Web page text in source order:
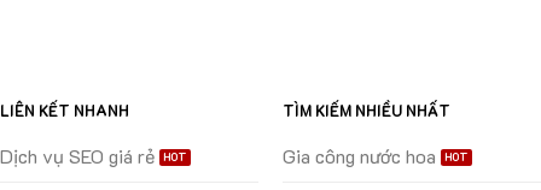
LIÊN KẾT NHANH
Dịch vụ SEO giá rẻ
TÌM KIẾM NHIỀU NHẤT
Gia công nước hoa